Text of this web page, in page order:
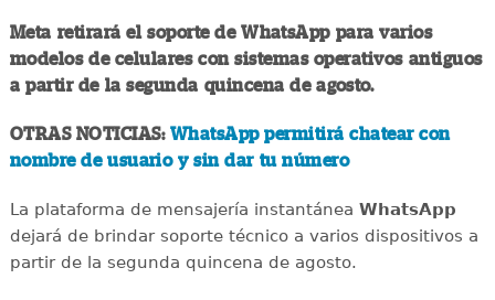
Meta retirará el soporte de WhatsApp para varios
modelos de celulares con sistemas operativos antiguos
a partir de la segunda quincena de agosto.
OTRAS NOTICIAS: WhatsApp permitirá chatear con
nombre de usuario y sin dar tu número
La plataforma de mensajería instantánea WhatsApp
dejará de brindar soporte técnico a varios dispositivos a
partir de la segunda quincena de agosto.